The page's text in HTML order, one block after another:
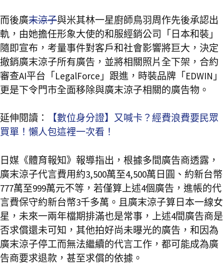
而後廣末涼子與米其林一星廚師鳥羽周作先後承認出
軌，由她擔任形象大使的和服經銷公司「日本和裝」
隨即宣布，考量事件對客戶和社會影響將巨大，決定
撤銷廣末涼子所有廣告，並將相關照片全下架，合約
審查AI平台「LegalForce」跟進，時裝品牌「EDWIN」
更是下令門市全面移除與廣末涼子相關的廣告物。
延伸閱讀：
【數位身分證】又喊卡？經費浪費要民眾
買單！懶人包這裡一次看！
日媒《體育報知》報導指出，根據多間廣告商透露，
廣末涼子代言費用約3,500萬至4,500萬日圓、約新台幣
777萬至999萬元不等，若僅算上述4個廣告，進帳的代
言費保守約新台幣3千多萬。且廣末涼子算日本一線女
星，未來一兩年檔期排滿也是常事，上述4間廣告商是
否求償還未可知，其他拍好尚未曝光的廣告，和因為
廣末涼子停工而無法繼續的代言工作，都可能成為廣
告商要求退款，甚至求償的依據。